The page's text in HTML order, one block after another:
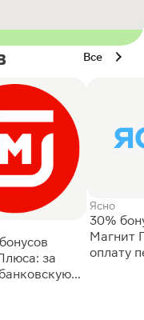
Все
за
Ясно
30%
Магнит
оплату